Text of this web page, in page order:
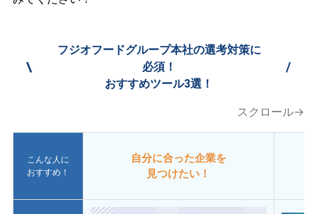
\
フジオフードグループ本社の選考対策に
必須！
おすすめツール3選！
/
スクロール→
こんな人に
おすすめ！
自分に合った企業を
見つけたい！